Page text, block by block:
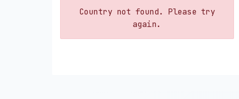
Country not found. Please try
again.